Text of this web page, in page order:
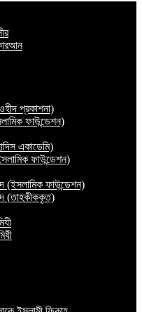
প্রকাশনা)
ফাউন্ডেশন)
একাডেমি)
ফাউন্ডেশন)
(ইসলামিক ফাউন্ডেশন)
(তাহকীককৃত)